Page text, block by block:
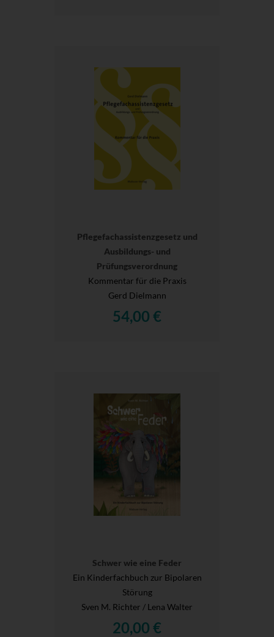
Pflegefachassistenzgesetz und
Ausbildungs- und
Prüfungsverordnung
Kommentar für die Praxis
Gerd Dielmann
54,00 €
Schwer wie eine Feder
Ein Kinderfachbuch zur Bipolaren
Störung
Sven M. Richter / Lena Walter
20,00 €